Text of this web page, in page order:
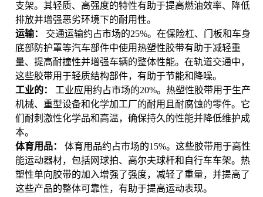
支架。其轻质、高强度的特性有助于提高燃油效率、降低
排放并增强恶劣环境下的耐用性。
运输： 交通运输约占市场的25%。在保险杠、门板和车身
底部防护罩等汽车部件中使用热塑性胶带有助于减轻重
量、提高耐撞性并增强车辆的整体性能。在轨道交通中，
这些胶带用于轻质结构部件，有助于节能和降噪。
工业的： 工业应用约占市场的20%。热塑性胶带用于生产
机械、重型设备和化学加工厂的耐用且耐腐蚀的零件。它
们耐刺激性化学品和高温，确保持久的性能并降低维护成
本。
体育用品： 体育用品约占市场的15%。这些胶带用于高性
能运动器材，包括网球拍、高尔夫球杆和自行车车架。热
塑性单向胶带的加入增强了强度，减轻了重量，并提高了
这些产品的整体可靠性，有助于提高运动表现。